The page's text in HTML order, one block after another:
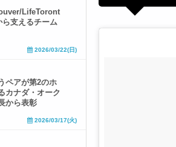
LifeToront
支えるチーム
2026/03/22(日)
ペアが第2のホ
カナダ・オーク
から表彰
2026/03/17(火)